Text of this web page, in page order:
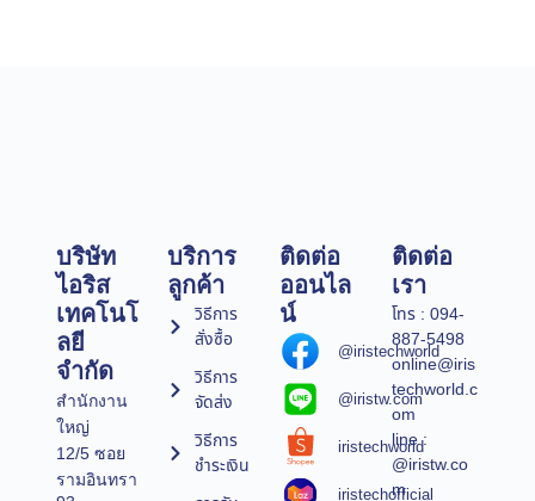
บริษัท
ไอริส
เทคโนโ
ลยี
จำกัด
สำนักงาน
ใหญ่
12/5 ซอย
รามอินทรา
บริการ
ลูกค้า
วิธีการ
สั่งซื้อ
วิธีการ
จัดส่ง
วิธีการ
ชำระเงิน
ติดต่อ
ออนไล
น์
@iristechworld
@iristw.com
iristechworld
iristechofficial
ติดต่อ
เรา
โทร : 094-
887-5498
online@iris
techworld.c
om
line :
@iristw.co
m